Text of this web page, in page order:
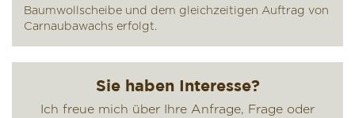
Baumwollscheibe und dem gleichzeitigen Auftrag von
Carnaubawachs erfolgt.